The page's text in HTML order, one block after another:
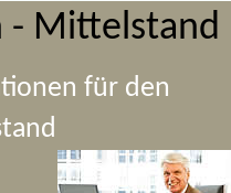
- Mittelstand
für den